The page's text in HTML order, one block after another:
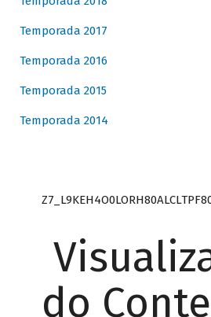
Temporada 2017
Temporada 2016
Temporada 2015
Temporada 2014
do